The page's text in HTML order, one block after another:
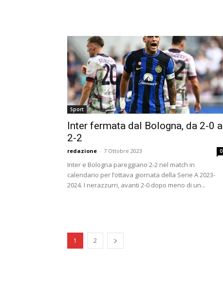
Sport
Inter fermata dal Bologna, da 2-0 a
2-2
redazione - 7 Ottobre 2023 0
Inter e Bologna pareggiano 2-2 nel match in
calendario per l’ottava giornata della Serie A 2023-
2024. I nerazzurri, avanti 2-0 dopo meno di un...
1 2